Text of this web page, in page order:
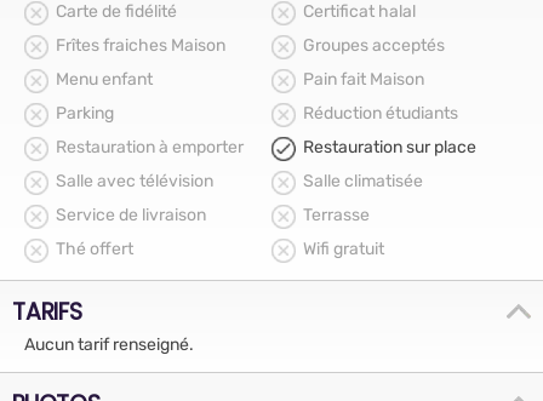
Carte de fidélité
Certificat halal
Frîtes fraiches Maison
Groupes acceptés
Menu enfant
Pain fait Maison
Parking
Réduction étudiants
Restauration à emporter
Restauration sur place
Salle avec télévision
Salle climatisée
Service de livraison
Terrasse
Thé offert
Wifi gratuit
TARIFS
Aucun tarif renseigné.